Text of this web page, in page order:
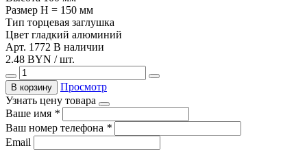
Размер H = 150 мм
Тип торцевая заглушка
Цвет гладкий алюминий
Арт. 1772 В наличии
2.48 BYN / шт.
В корзину
Просмотр
Узнать цену товара
Ваше имя *
Ваш номер телефона *
Email